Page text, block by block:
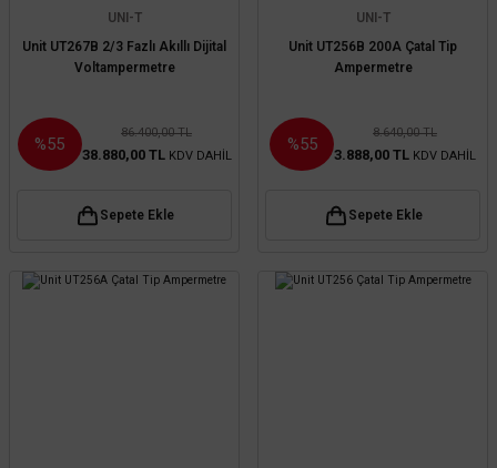
UNI-T
Unit UT267B 2/3 Fazlı Akıllı Dijital
Voltampermetre
%55
86.400,00 TL
38.880,00 TL KDV DAHİL
Sepete Ekle
UNI-T
Unit UT256B 200A Çatal Tip
Ampermetre
%55
8.640,00 TL
3.888,00 TL KDV DAHİL
Sepete Ekle